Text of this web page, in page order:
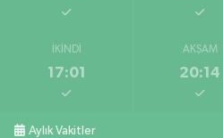
İKINDI
17:01
AKŞAM
20:14
Aylık Vakitler